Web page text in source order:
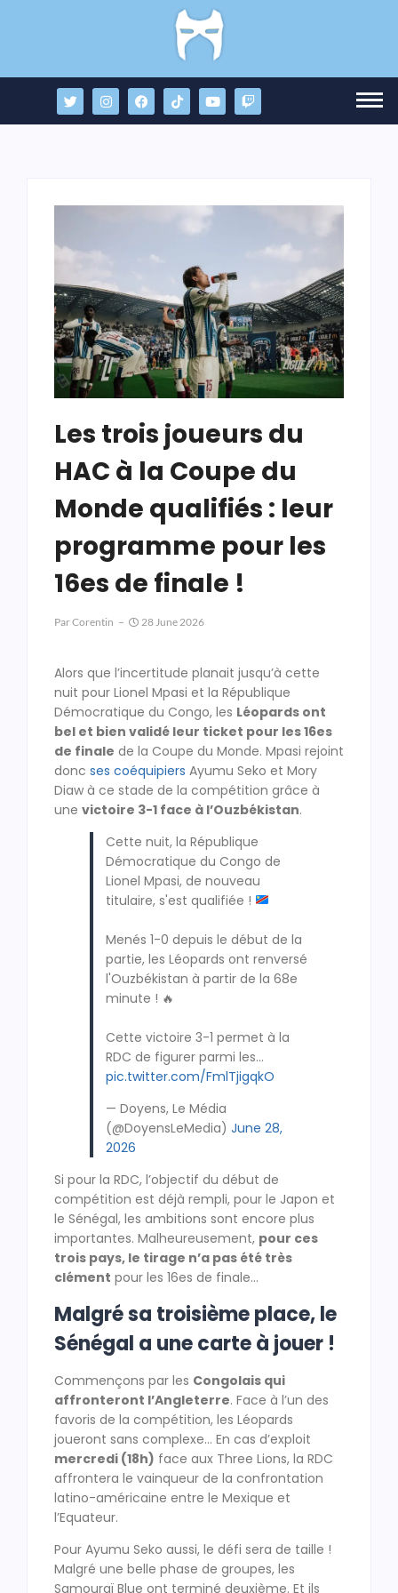
Les trois joueurs du
HAC à la Coupe du
Monde qualifiés : leur
programme pour les
16es de finale !
ParCorentin 28 June 2026
Alors que l’incertitude planait jusqu’à cette
nuit pour Lionel Mpasi et la République
Démocratique du Congo, les Léopards ont
bel et bien validé leur ticket pour les 16es
de finale de la Coupe du Monde. Mpasi rejoint
donc ses coéquipiers Ayumu Seko et Mory
Diaw à ce stade de la compétition grâce à
une victoire 3-1 face à l’Ouzbékistan.
Cette nuit, la République
Démocratique du Congo de
Lionel Mpasi, de nouveau
titulaire, s'est qualifiée !
Menés 1-0 depuis le début de la
partie, les Léopards ont renversé
l'Ouzbékistan à partir de la 68e
minute ! 🔥
Cette victoire 3-1 permet à la
RDC de figurer parmi les…
pic.twitter.com/FmlTjigqkO
— Doyens, Le Média
(@DoyensLeMedia) June 28,
2026
Si pour la RDC, l’objectif du début de
compétition est déjà rempli, pour le Japon et
le Sénégal, les ambitions sont encore plus
importantes. Malheureusement, pour ces
trois pays, le tirage n’a pas été très
clément pour les 16es de finale…
Malgré sa troisième place, le
Sénégal a une carte à jouer !
Commençons par les Congolais qui
affronteront l’Angleterre. Face à l’un des
favoris de la compétition, les Léopards
joueront sans complexe… En cas d’exploit
mercredi (18h) face aux Three Lions, la RDC
affrontera le vainqueur de la confrontation
latino-américaine entre le Mexique et
l’Equateur.
Pour Ayumu Seko aussi, le défi sera de taille !
Malgré une belle phase de groupes, les
Samouraï Blue ont terminé deuxième. Et ils